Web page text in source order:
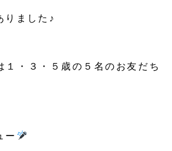
りました♪
１・３・５歳の５名のお友だち
ー